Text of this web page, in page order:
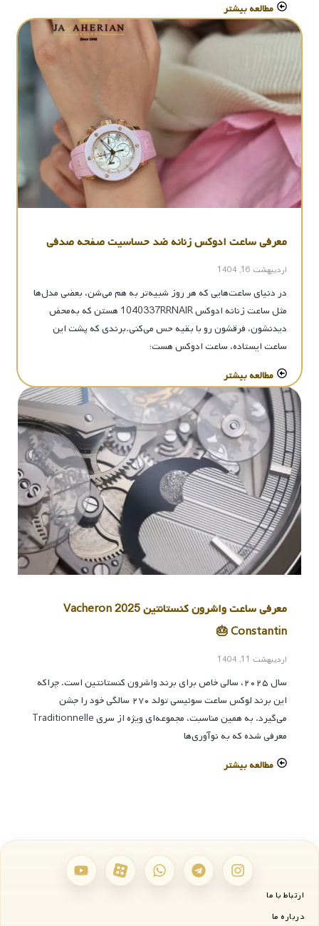
مطالعه بیشتر
معرفی ساعت ادوکس زنانه ضد حساسیت صفحه صدفی
اردیبهشت 16, 1404
در دنیای ساعت‌هایی که هر روز شبیه‌تر به هم می‌شن، بعضی مدل‌ها
مثل ساعت زنانه ادوکس 1040337RRNAIR هستن که به‌محض
دیدنشون، فرقشون رو با بقیه حس می‌کنی.برندی که پشت این
ساعت ایستاده، ساعت ادوکس هست؛
مطالعه بیشتر
معرفی ساعت واشرون کنستانتین 2025 Vacheron
Constantin 🎂
اردیبهشت 11, 1404
سال ۲۰۲۵، سالی خاص برای برند واشرون کنستانتین است. چراکه
این برند لوکس ساعت سوئیسی تولد ۲۷۰ سالگی خود را جشن
می‌گیرد. به همین مناسبت، مجموعه‌ای ویژه از سری Traditionnelle
معرفی شده که به نوآوری‌ها
مطالعه بیشتر
ارتباط با ما
درباره ما